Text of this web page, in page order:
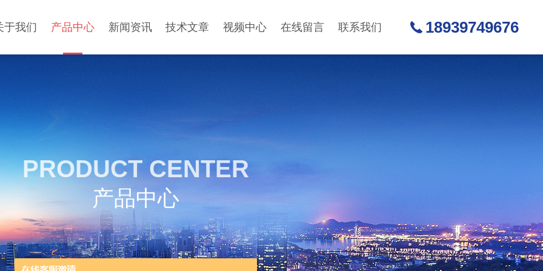
于我们 产品中心 新闻资讯 技术文章 视频中心 在线留言 联系我们 18939749676
PRODUCT CENTER
产品中心